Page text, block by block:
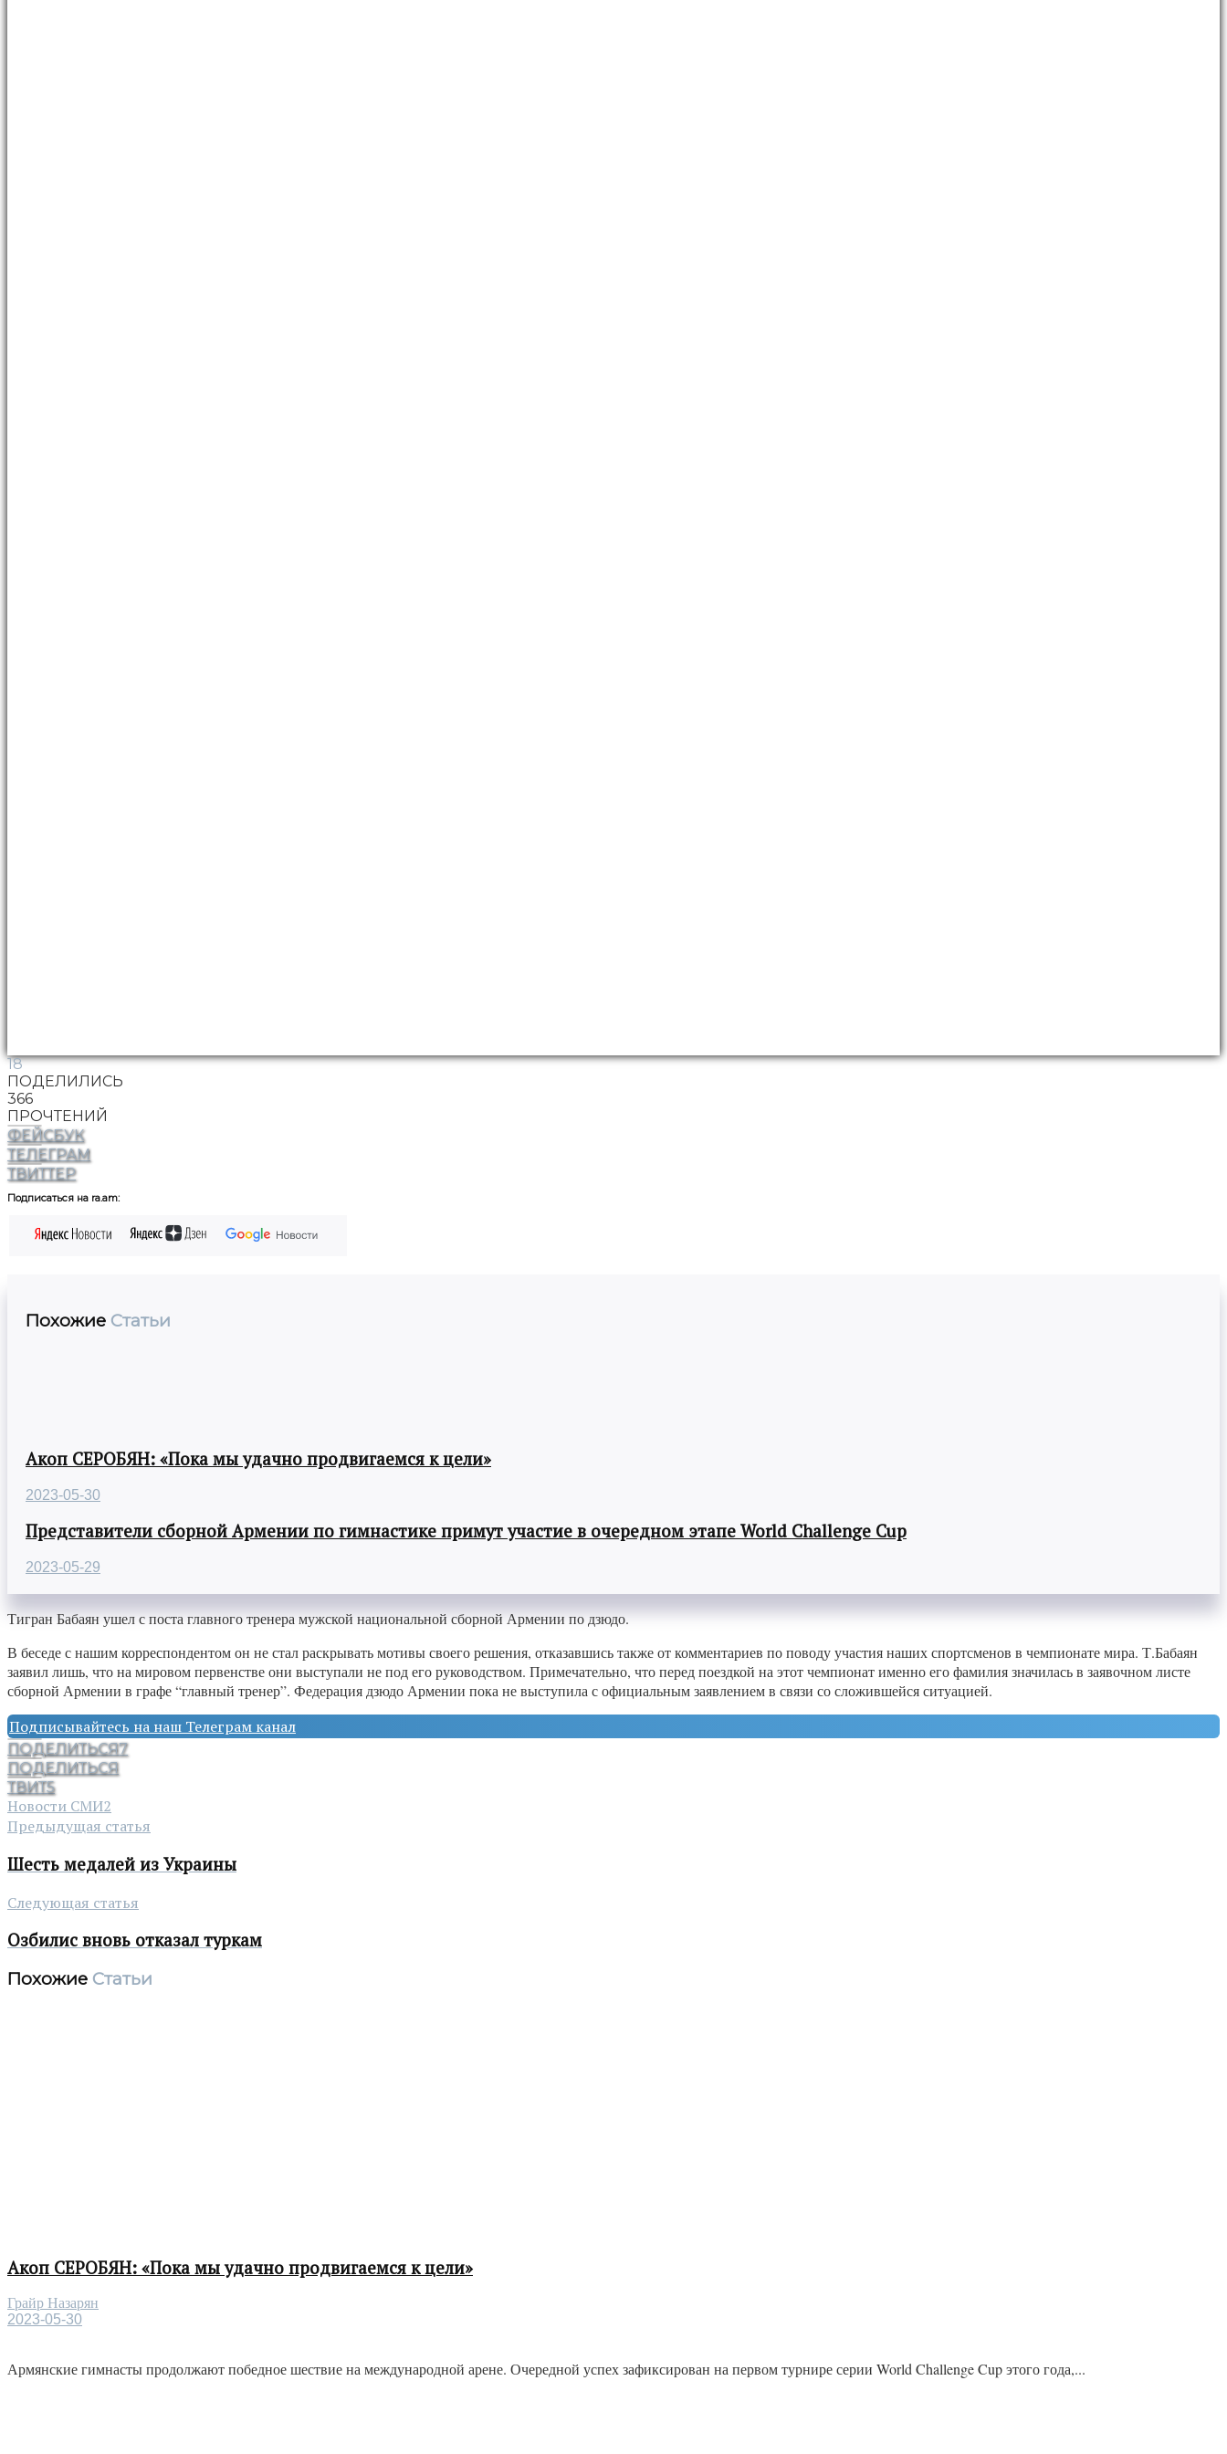
18
ПОДЕЛИЛИСЬ
366
ПРОЧТЕНИЙ
ФЕЙСБУК
ТЕЛЕГРАМ
ТВИТТЕР
Подписаться на ra.am:
Похожие Статьи
Акоп СЕРОБЯН: «Пока мы удачно продвигаемся к цели»
2023-05-30
Представители сборной Армении по гимнастике примут участие в очередном этапе World Challenge Cup
2023-05-29
Тигран Бабаян ушел с поста главного тренера мужской национальной сборной Армении по дзюдо.
В беседе с нашим корреспондентом он не стал раскрывать мотивы своего решения, отказавшись также от комментариев по поводу участия наших спортсменов в чемпионате мира. Т.Бабаян
заявил лишь, что на мировом первенстве они выступали не под его руководством. Примечательно, что перед поездкой на этот чемпионат именно его фамилия значилась в заявочном листе
сборной Армении в графе “главный тренер”. Федерация дзюдо Армении пока не выступила с официальным заявлением в связи со сложившейся ситуацией.
Подписывайтесь на наш Телеграм канал
ПОДЕЛИТЬСЯ7
ПОДЕЛИТЬСЯ
ТВИТ5
Новости СМИ2
Предыдущая статья
Шесть медалей из Украины
Следующая статья
Озбилис вновь отказал туркам
Похожие Статьи
Акоп СЕРОБЯН: «Пока мы удачно продвигаемся к цели»
Грайр Назарян
2023-05-30
Армянские гимнасты продолжают победное шествие на международной арене. Очередной успех зафиксирован на первом турнире серии World Challenge Cup этого года,...